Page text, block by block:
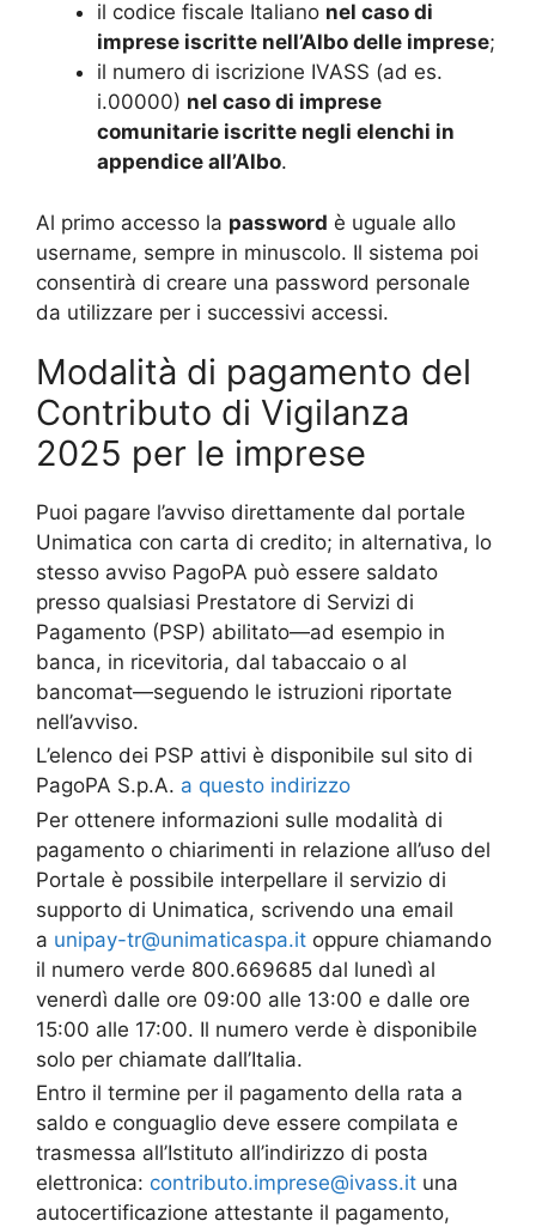
il codice fiscale Italiano nel caso di
imprese iscritte nell’Albo delle imprese;
il numero di iscrizione IVASS (ad es.
i.00000) nel caso di imprese
comunitarie iscritte negli elenchi in
appendice all’Albo.
Al primo accesso la password è uguale allo
username, sempre in minuscolo. Il sistema poi
consentirà di creare una password personale
da utilizzare per i successivi accessi.
Modalità di pagamento del
Contributo di Vigilanza
2025 per le imprese
Puoi pagare l’avviso direttamente dal portale
Unimatica con carta di credito; in alternativa, lo
stesso avviso PagoPA può essere saldato
presso qualsiasi Prestatore di Servizi di
Pagamento (PSP) abilitato—ad esempio in
banca, in ricevitoria, dal tabaccaio o al
bancomat—seguendo le istruzioni riportate
nell’avviso.
L’elenco dei PSP attivi è disponibile sul sito di
PagoPA S.p.A. a questo indirizzo
Per ottenere informazioni sulle modalità di
pagamento o chiarimenti in relazione all’uso del
Portale è possibile interpellare il servizio di
supporto di Unimatica, scrivendo una email
a unipay-tr@unimaticaspa.it oppure chiamando
il numero verde 800.669685 dal lunedì al
venerdì dalle ore 09:00 alle 13:00 e dalle ore
15:00 alle 17:00. Il numero verde è disponibile
solo per chiamate dall’Italia.
Entro il termine per il pagamento della rata a
saldo e conguaglio deve essere compilata e
trasmessa all’Istituto all’indirizzo di posta
elettronica: contributo.imprese@ivass.it una
autocertificazione attestante il pagamento,